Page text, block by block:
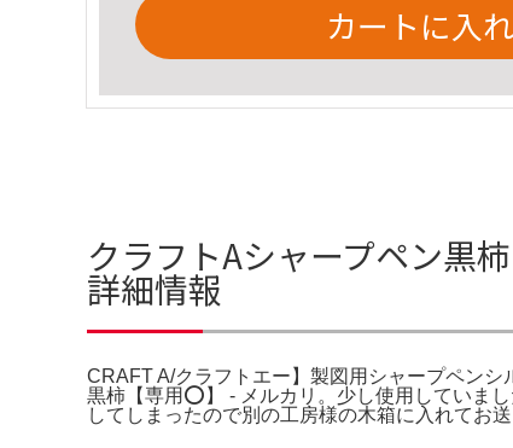
カートに入
クラフトAシャープペン黒
詳細情報
CRAFT A/クラフトエー】製図用シャープペン
黒柿【専用⭕️】 - メルカリ。少し使用していま
してしまったので別の工房様の木箱に入れてお送